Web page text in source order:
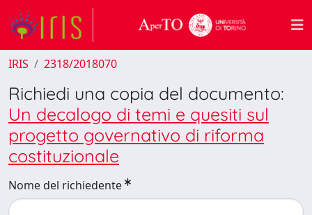
IRIS 2318/2018070
Richiedi una copia del documento:
Un decalogo di temi e quesiti sul
progetto governativo di riforma
costituzionale
Nome del richiedente